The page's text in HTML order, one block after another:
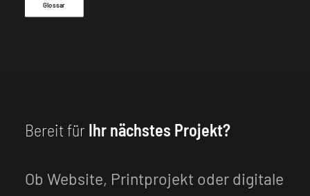
Glossar
Bereit für Ihr nächstes Projekt?
Ob Website, Printprojekt oder digitale